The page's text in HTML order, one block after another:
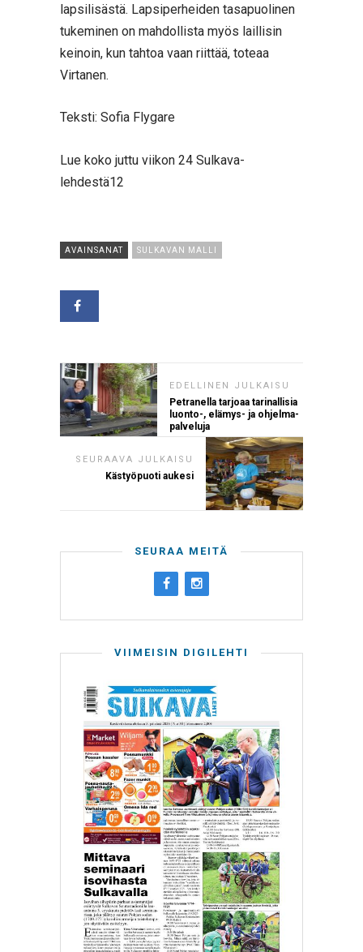
lapsilisästä. Lapsiperheiden tasapuolinen
tukeminen on mahdollista myös laillisin
keinoin, kun tahtoa vaan riittää, toteaa
Virtanen.
Teksti: Sofia Flygare
Lue koko juttu viikon 24 Sulkava-
lehdestä12
AVAINSANAT SULKAVAN MALLI
EDELLINEN JULKAISU
Petranella tarjoaa tarinallisia
luonto-, elämys- ja ohjelma-
palveluja
SEURAAVA JULKAISU
Kästyöpuoti aukesi
SEURAA MEITÄ
VIIMEISIN DIGILEHTI